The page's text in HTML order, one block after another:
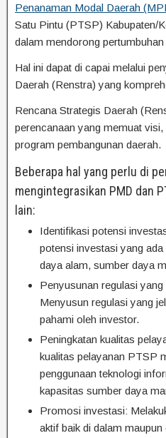
Penanaman Modal Daerah
Satu Pintu (PTSP) Kabupaten/
dalam mendorong
Hal ini dapat di capai melalui
Daerah (Renstra) yang
Rencana Strategis Daerah
perencanaan yang memuat
program pembangunan daerah.
Beberapa hal yang perlu di
mengintegrasikan PMD dan
lain:
Identifikasi potensi
potensi investasi yang
daya alam, sumber daya
Penyusunan regulasi
Menyusun regulasi yang
pahami oleh investor.
Peningkatan kualitas
kualitas pelayanan PTSP
penggunaan teknologi
kapasitas sumber daya
Promosi investasi:
aktif baik di dalam maupun